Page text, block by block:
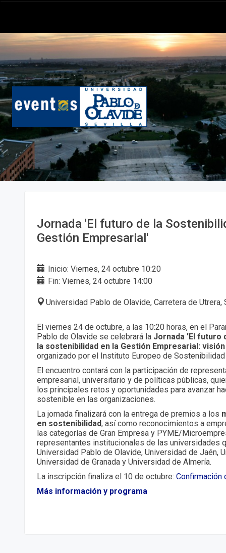
Jornada 'El futuro de la
Gestión Empresarial'
Inicio: Viernes, 24 octubre 10:20
Fin: Viernes, 24 octubre 14:00
Universidad Pablo de Olavide, Carretera de Utrera,
El viernes 24 de octubre, a las 10:20 horas, en el
Pablo de Olavide se celebrará la Jornada 'El futuro
la sostenibilidad en la Gestión Empresarial:
organizado por el Instituto Europeo de Sostenibilidad
El encuentro contará con la participación de
empresarial, universitario y de políticas públicas,
los principales retos y oportunidades para avanzar
sostenible en las organizaciones.
La jornada finalizará con la entrega de premios a los
en sostenibilidad, así como reconocimientos a
las categorías de Gran Empresa y PYME/
representantes institucionales de las universidades
Universidad Pablo de Olavide, Universidad de Jaén,
Universidad de Granada y Universidad de Almería.
La inscripción finaliza el 10 de octubre: Confirmación
Más información y programa